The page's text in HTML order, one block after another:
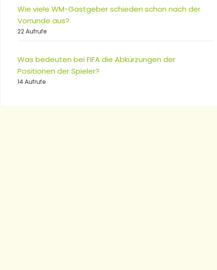
Wie viele WM-Gastgeber schieden schon nach der
Vorrunde aus?
22 Aufrufe
Was bedeuten bei FIFA die Abkürzungen der
Positionen der Spieler?
14 Aufrufe